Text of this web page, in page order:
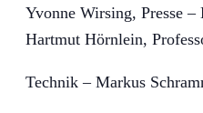
Yvonne Wirsing, Presse
Hartmut Hörnlein,
Technik – Markus